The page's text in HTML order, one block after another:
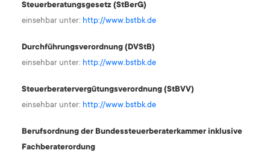
Steuerberatungsgesetz (StBerG)
einsehbar unter: http://www.bstbk.de
Durchführungsverordnung (DVStB)
einsehbar unter: http://www.bstbk.de
Steuerberatervergütungsverordnung (StBVV)
einsehbar unter: http://www.bstbk.de
Berufsordnung der Bundessteuerberaterkammer inklusive
Fachberaterordung